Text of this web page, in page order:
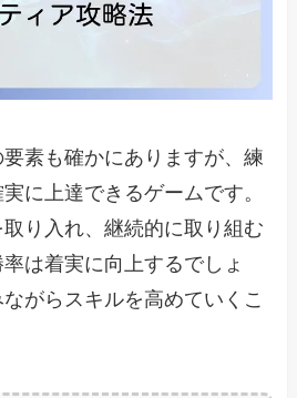
素も確かにありますが、練
に上達できるゲームです。
り入れ、継続的に取り組む
は着実に向上するでしょ
がらスキルを高めていくこ